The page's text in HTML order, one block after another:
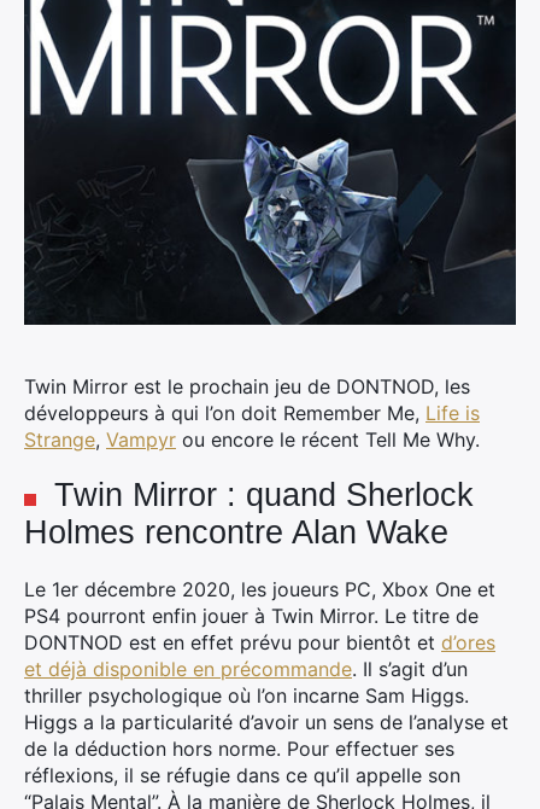
Twin Mirror est le prochain jeu de DONTNOD, les
développeurs à qui l’on doit Remember Me, Life is
Strange, Vampyr ou encore le récent Tell Me Why.
Twin Mirror : quand Sherlock
Holmes rencontre Alan Wake
Le 1er décembre 2020, les joueurs PC, Xbox One et
PS4 pourront enfin jouer à Twin Mirror. Le titre de
DONTNOD est en effet prévu pour bientôt et d’ores
et déjà disponible en précommande. Il s’agit d’un
thriller psychologique où l’on incarne Sam Higgs.
Higgs a la particularité d’avoir un sens de l’analyse et
de la déduction hors norme. Pour effectuer ses
réflexions, il se réfugie dans ce qu’il appelle son
“Palais Mental”. À la manière de Sherlock Holmes, il